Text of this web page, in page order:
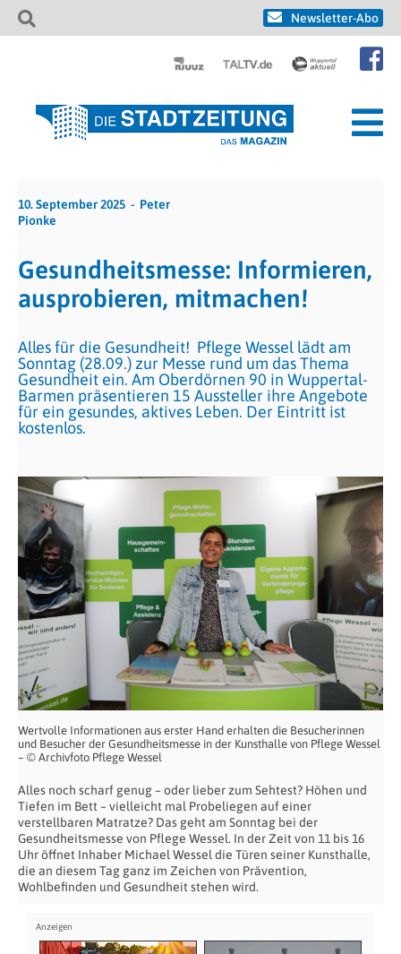
Newsletter-Abo
10. September 2025
Peter
Pionke
Gesundheitsmesse: Informieren,
ausprobieren, mitmachen!
Alles für die Gesundheit! Pflege Wessel lädt am
Sonntag (28.09.) zur Messe rund um das Thema
Gesundheit ein. Am Oberdörnen 90 in Wuppertal-
Barmen präsentieren 15 Aussteller ihre Angebote
für ein gesundes, aktives Leben. Der Eintritt ist
kostenlos.
Wertvolle Informationen aus erster Hand erhalten die Besucherinnen
und Besucher der Gesundheitsmesse in der Kunsthalle von Pflege Wessel
– © Archivfoto Pflege Wessel
Alles noch scharf genug – oder lieber zum Sehtest? Höhen und
Tiefen im Bett – vielleicht mal Probeliegen auf einer
verstellbaren Matratze? Das geht am Sonntag bei der
Gesundheitsmesse von Pflege Wessel. In der Zeit von 11 bis 16
Uhr öffnet Inhaber Michael Wessel die Türen seiner Kunsthalle,
die an diesem Tag ganz im Zeichen von Prävention,
Wohlbefinden und Gesundheit stehen wird.